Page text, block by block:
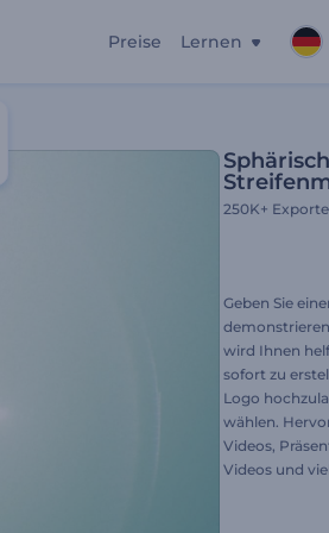
Preise Lernen
250K+ Exporte
Geben Sie
wird Ihnen
sofort zu
Logo
wählen.
Videos,
Videos und